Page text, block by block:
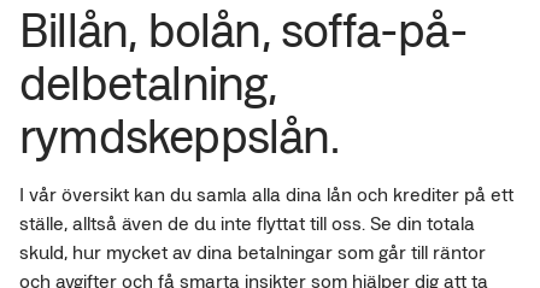
Billån, bolån, soffa-på-
delbetalning,
rymdskeppslån.
I vår översikt kan du samla alla dina lån och krediter på ett
ställe, alltså även de du inte flyttat till oss. Se din totala
skuld, hur mycket av dina betalningar som går till räntor
och avgifter och få smarta insikter som hjälper dig att ta